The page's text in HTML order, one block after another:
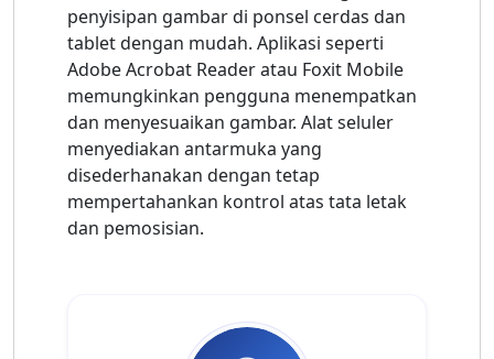
penyisipan gambar di ponsel cerdas dan
tablet dengan mudah. Aplikasi seperti
Adobe Acrobat Reader atau Foxit Mobile
memungkinkan pengguna menempatkan
dan menyesuaikan gambar. Alat seluler
menyediakan antarmuka yang
disederhanakan dengan tetap
mempertahankan kontrol atas tata letak
dan pemosisian.